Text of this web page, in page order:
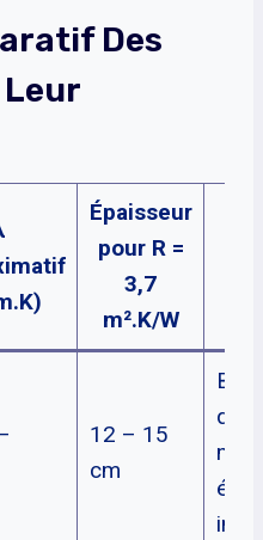
Des
Épaisseur
pour R =
3,7
m².K/W
12 – 15
cm
mais